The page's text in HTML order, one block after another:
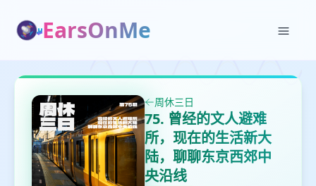
EarsOnMe
周休三日
75. 曾经的文人避难
所，现在的生活新大
陆，聊聊东京西郊中
央沿线
✕
打分
鼠标下留人
✕
删除确认 ✕
加入播单